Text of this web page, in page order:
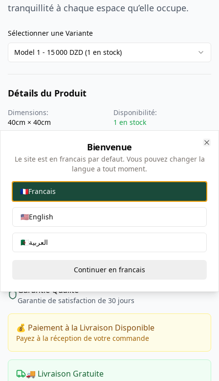
tranquillité à chaque espace qu’elle occupe.
Sélectionner une Variante
Model 1 - 15 000 DZD (1 en stock)
Détails du Produit
Dimensions:
40cm × 40cm
Disponibilité:
1 en stock
Quantité : - 1 + Seulement 1 restants en stock !
Ajouter au Panier - 15 000 DZD
Acheter Maintenant - 15 000 DZD
Livraison Estimée
Standard delivery time
Garantie Qualité
Garantie de satisfaction de 30 jours
💰 Paiement à la Livraison Disponible
Payez à la réception de votre commande
🚚 Livraison Gratuite
Bienvenue
Le site est en francais par defaut. Vous pouvez changer la
langue a tout moment.
🇫🇷Francais
🇺🇸English
🇩🇿العربية
Continuer en francais